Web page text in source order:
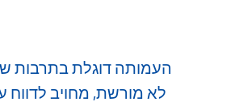
​העמותה דוגלת בתרבות
לא מורשת, מחויב